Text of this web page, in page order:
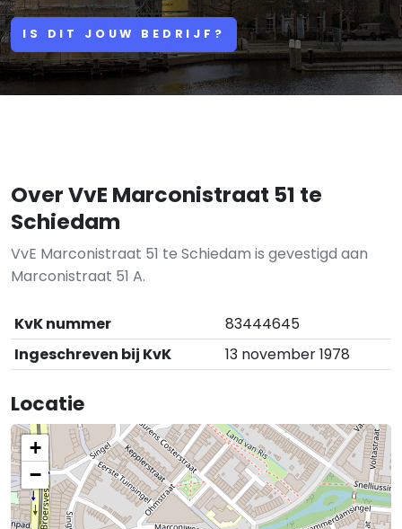
IS DIT JOUW BEDRIJF?
Over VvE Marconistraat 51 te
Schiedam
VvE Marconistraat 51 te Schiedam is gevestigd aan
Marconistraat 51 A.
KvK nummer
83444645
Ingeschreven bij KvK
13 november 1978
Locatie
+
−